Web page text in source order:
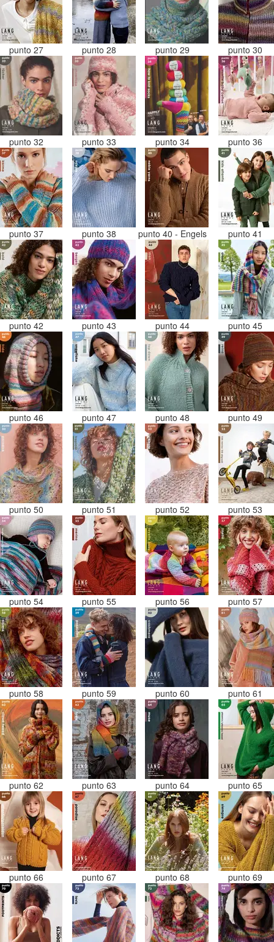
punto 27 punto 28 punto 29 punto 30
punto 32 punto 33 punto 34 punto 36
punto 37 punto 38 punto 40 - Engels punto 41
punto 42 punto 43 punto 44 punto 45
punto 46 punto 47 punto 48 punto 49
punto 50 punto 51 punto 52 punto 53
punto 54 punto 55 punto 56 punto 57
punto 58 punto 59 punto 60 punto 61
punto 62 punto 63 punto 64 punto 65
punto 66 punto 67 punto 68 punto 69